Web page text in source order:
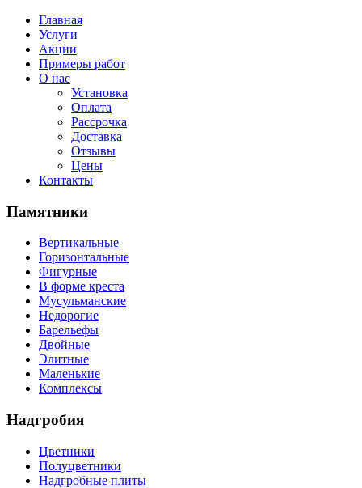
Главная
Услуги
Акции
Примеры работ
О нас
Установка
Оплата
Рассрочка
Доставка
Отзывы
Цены
Контакты
Памятники
Вертикальные
Горизонтальные
Фигурные
В форме креста
Мусульманские
Недорогие
Барельефы
Двойные
Элитные
Маленькие
Комплексы
Надгробия
Цветники
Полуцветники
Надгробные плиты